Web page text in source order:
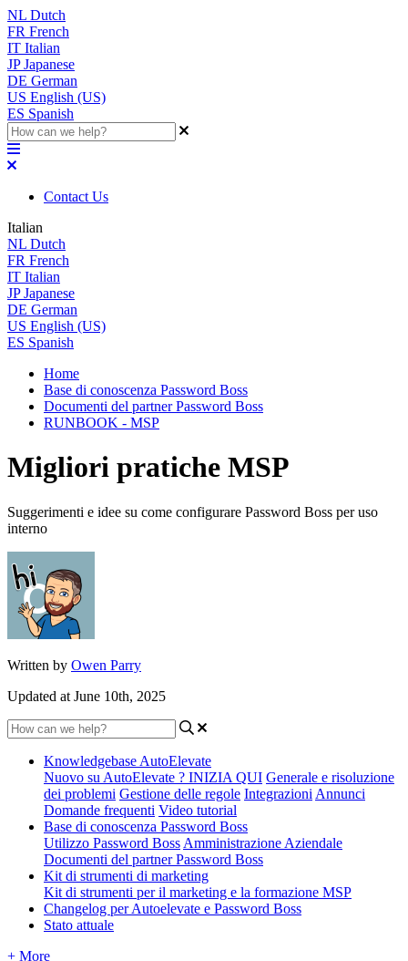
NL Dutch
FR French
IT Italian
JP Japanese
DE German
US English (US)
ES Spanish
Contact Us
Italian
NL Dutch
FR French
IT Italian
JP Japanese
DE German
US English (US)
ES Spanish
Home
Base di conoscenza Password Boss
Documenti del partner Password Boss
RUNBOOK - MSP
Migliori pratiche MSP
Suggerimenti e idee su come configurare Password Boss per uso
interno
Written by Owen Parry
Updated at June 10th, 2025
Knowledgebase AutoElevate
Nuovo su AutoElevate ? INIZIA QUI Generale e risoluzione
dei problemi Gestione delle regole Integrazioni Annunci
Domande frequenti Video tutorial
Base di conoscenza Password Boss
Utilizzo Password Boss Amministrazione Aziendale
Documenti del partner Password Boss
Kit di strumenti di marketing
Kit di strumenti per il marketing e la formazione MSP
Changelog per Autoelevate e Password Boss
Stato attuale
+ More